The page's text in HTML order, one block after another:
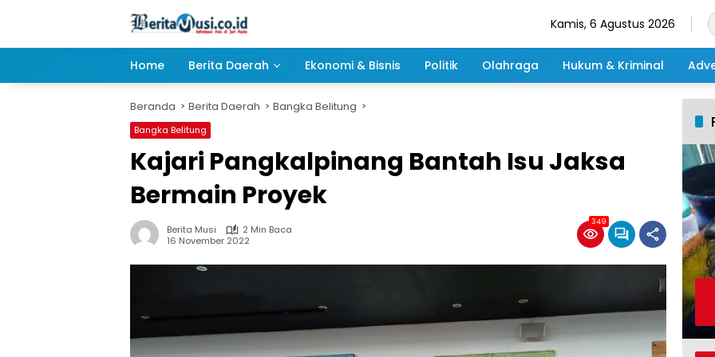
Kamis, 6 Agustus 2026
Home Berita Daerah Ekonomi & Bisnis Politik Olahraga Hukum & Kriminal
Beranda Berita Daerah Bangka Belitung
Bangka Belitung
Kajari Pangkalpinang Bantah Isu Jaksa
Bermain Proyek
Berita Musi
2 Min Baca
16 November 2022
349